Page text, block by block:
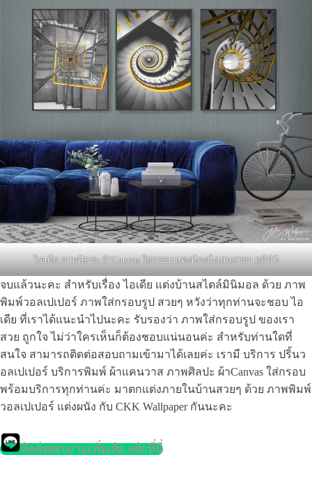
ไอเดีย ภาพศิลปะ ผ้าCanvas ใส่กรอบ แต่งห้องนั่งเล่นสวยๆ ดูมีมิติ
จบแล้วนะคะ สำหรับเรื่อง ไอเดีย แต่งบ้านสไตล์มินิมอล ด้วย ภาพ
พิมพ์วอลเปเปอร์ ภาพใส่กรอบรูป สวยๆ หวังว่าทุกท่านจะชอบ ไอ
เดีย ที่เราได้แนะนำไปนะคะ รับรองว่า ภาพใส่กรอบรูป ของเรา
สวย ถูกใจ ไม่ว่าใครเห็นก็ต้องชอบแน่นอนค่ะ สำหรับท่านใดที่
สนใจ สามารถติดต่อสอบถามเข้ามาได้เลยค่ะ เรามี บริการ ปริ้นว
อลเปเปอร์ บริการพิมพ์ ผ้าแคนวาส ภาพศิลปะ ผ้าCanvas ใส่กรอบ
พร้อมบริการทุกท่านค่ะ มาตกแต่งภายในบ้านสวยๆ ด้วย ภาพพิมพ์
วอลเปเปอร์ แต่งผนัง กับ CKK Wallpaper กันนะคะ
ติดต่อสอบถามเพิ่มเติม คลิกที่นี่